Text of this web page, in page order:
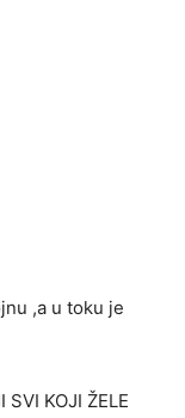
,a u toku je
SVI KOJI ŽELE